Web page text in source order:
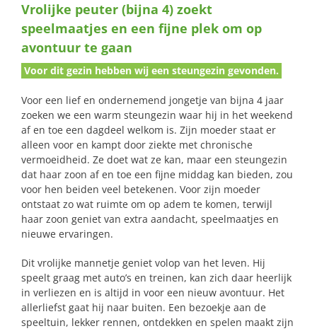
naar:
Vrolijke peuter (bijna 4) zoekt
speelmaatjes en een fijne plek om op
avontuur te gaan
Voor dit gezin hebben wij een steungezin gevonden.
Voor een lief en ondernemend jongetje van bijna 4 jaar
zoeken we een warm steungezin waar hij in het weekend
af en toe een dagdeel welkom is. Zijn moeder staat er
alleen voor en kampt door ziekte met chronische
vermoeidheid. Ze doet wat ze kan, maar een steungezin
dat haar zoon af en toe een fijne middag kan bieden, zou
voor hen beiden veel betekenen. Voor zijn moeder
ontstaat zo wat ruimte om op adem te komen, terwijl
haar zoon geniet van extra aandacht, speelmaatjes en
nieuwe ervaringen.
Dit vrolijke mannetje geniet volop van het leven. Hij
speelt graag met auto’s en treinen, kan zich daar heerlijk
in verliezen en is altijd in voor een nieuw avontuur. Het
allerliefst gaat hij naar buiten. Een bezoekje aan de
speeltuin, lekker rennen, ontdekken en spelen maakt zijn